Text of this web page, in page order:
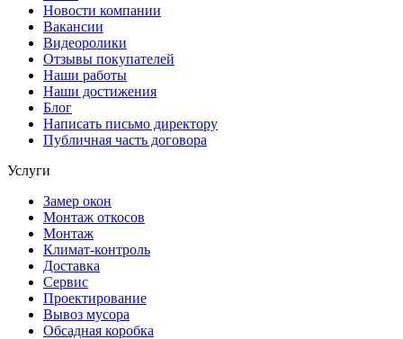
Новости компании
Вакансии
Видеоролики
Отзывы покупателей
Наши работы
Наши достижения
Блог
Написать письмо директору
Публичная часть договора
Услуги
Замер окон
Монтаж откосов
Монтаж
Климат-контроль
Доставка
Сервиc
Проектирование
Вывоз мусора
Обсадная коробка